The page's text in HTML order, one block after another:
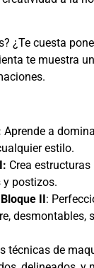
¿Te cuesta
te muestra
Aprende a
estilo.
Crea
y postizos.
II:
desmontables,
técnicas de